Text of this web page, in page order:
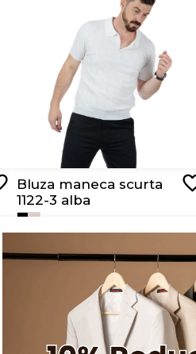
Bluza maneca scurta
1122-3 alba
RON 129,00 RON 64,50
Serviciu clienți